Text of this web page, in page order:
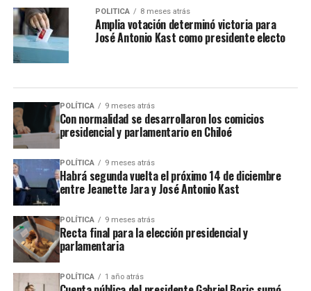
POLÍTICA 8 meses atrás
Amplia votación determinó victoria para
José Antonio Kast como presidente electo
POLÍTICA 9 meses atrás
Con normalidad se desarrollaron los comicios
presidencial y parlamentario en Chiloé
POLÍTICA 9 meses atrás
Habrá segunda vuelta el próximo 14 de diciembre
entre Jeanette Jara y José Antonio Kast
POLÍTICA 9 meses atrás
Recta final para la elección presidencial y
parlamentaria
POLÍTICA 1 año atrás